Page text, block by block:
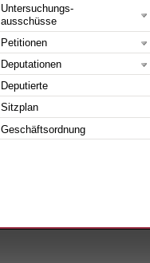
Untersuchungs-
ausschüsse
Petitionen
Deputationen
Deputierte
Sitzplan
Geschäftsordnung